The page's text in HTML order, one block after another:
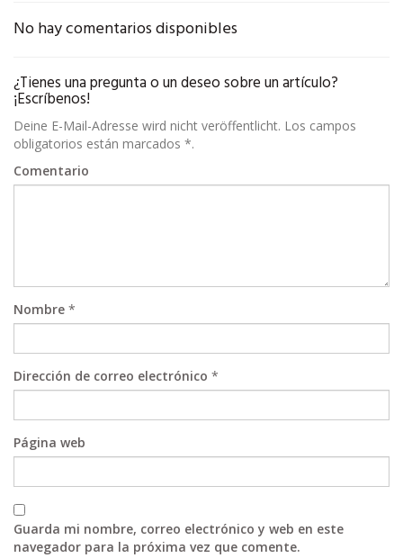
No hay comentarios disponibles
¿Tienes una pregunta o un deseo sobre un artículo?
¡Escríbenos!
Deine E-Mail-Adresse wird nicht veröffentlicht. Los campos
obligatorios están marcados *.
Comentario
Nombre *
Dirección de correo electrónico *
Página web
Guarda mi nombre, correo electrónico y web en este
navegador para la próxima vez que comente.